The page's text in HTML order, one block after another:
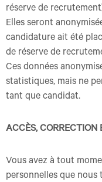
réserve de
Elles seront
candidature ait été
de réserve de
Ces données
statistiques, mais ne
tant que candidat.
ACCÈS, CORRECTION
Vous avez à tout
personnelles que